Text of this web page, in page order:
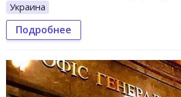
Украина
Подробнее